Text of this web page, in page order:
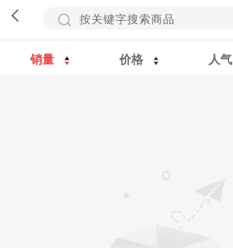
销量 价格 人气